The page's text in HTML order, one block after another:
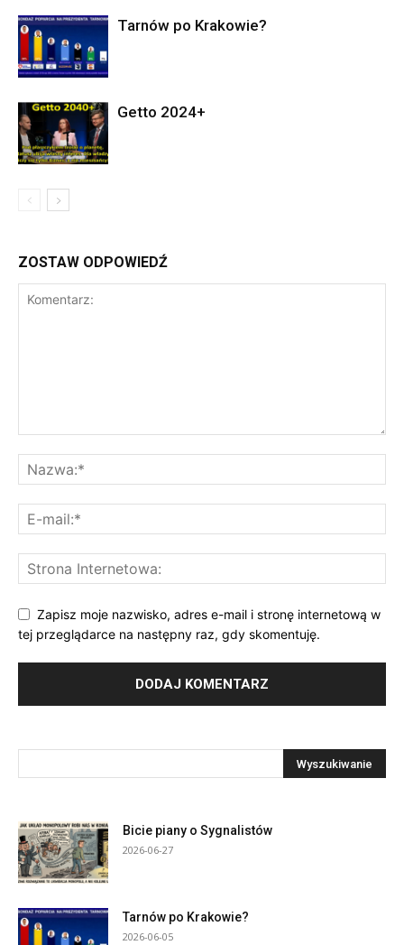
Tarnów po Krakowie?
Getto 2024+
ZOSTAW ODPOWIEDŹ
Zapisz moje nazwisko, adres e-mail i stronę internetową w
tej przeglądarce na następny raz, gdy skomentuję.
Bicie piany o Sygnalistów
2026-06-27
Tarnów po Krakowie?
2026-06-05